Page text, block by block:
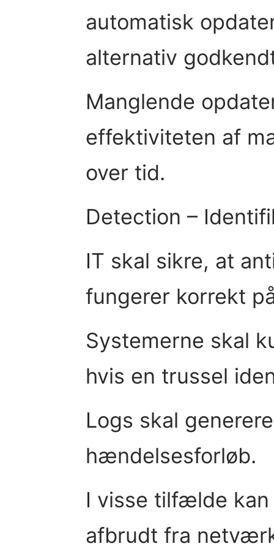
automatisk
alternativ
Manglende
effektiviteten af
over tid.
Detection –
IT skal sikre, at
fungerer korrekt
Systemerne skal
hvis en trussel
Logs skal
hændelsesforløb.
I visse tilfælde
afbrudt fra